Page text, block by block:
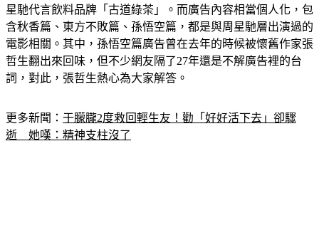
星馳代言飲料品牌「古道綠茶」。而廣告內容相當個人化，包
含秋香篇、東方不敗篇、孫悟空篇，都是與周星馳層出演過的
電影相關。其中，孫悟空篇廣告曾在去年的時候被懷舊作家張
哲生翻出來回味，但不少網友隔了27年還是不解廣告裡的台
詞，對此，張哲生熱心為大家解答。
更多新聞： 于朦朧2度救回輕生友！勸「好好活下去」卻驟
逝　她嘆：精神支柱沒了